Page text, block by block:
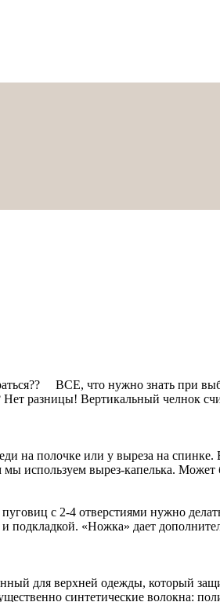
ВСЕ, что нужно знать при
разницы! Вертикальный челнок
на полочке или у выреза на
мы используем вырез-капелька.
с 2-4 отверстиями нужно
«Ножка» дает
для верхней одежды, который
синтетические волокна: